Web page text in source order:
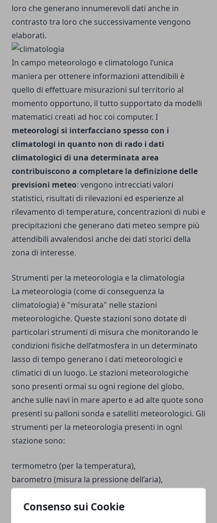
Consenso sui Cookie
loro che generano innumerevoli dati anche in
contrasto tra loro che successivamente vengono
elaborati.
In campo meteorologo e climatologo l’unica
maniera per ottenere informazioni attendibili è
quello di effettuare misurazioni sul territorio al
momento opportuno, il tutto supportato da modelli
matematici creati ad hoc coi computer. I
meteorologi si interfacciano spesso con i
climatologi in quanto non di rado i dati
climatologici di una determinata area
contribuiscono a completare la definizione delle
previsioni meteo: vengono intrecciati valori
statistici, risultati di rilevazioni ed esperienze al
rilevamento di temperature, concentrazioni di nubi e
precipitazioni che generano dati meteo sempre più
attendibili avvalendosi anche dei dati storici della
zona di interesse.
Strumenti per la meteorologia e la climatologia
La meteorologia (come di conseguenza la
climatologia) è "misurata" nelle stazioni
meteorologiche. Queste stazioni sono dotate di
particolari strumenti di misura che monitorando le
condizioni fisiche dell’atmosfera in un determinato
lasso di tempo generano i dati meteorologici e
climatici di un luogo. Le stazioni meteorologiche
sono presenti ormai su ogni regione del globo,
anche sulle navi in mare aperto e ad alte quote sono
presenti su palloni sonda e satelliti meteorologici. Gli
strumenti per la meteorologia presenti in ogni
stazione sono:
termometro (per la temperatura),
barometro (misura la pressione dell’aria),
igrometro (determina il grado di umidità),